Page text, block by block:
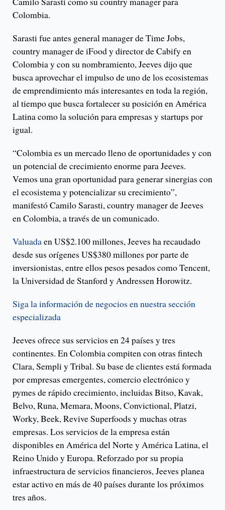
Colombia.
Sarasti fue antes general manager de Time Jobs,
country manager de iFood y director de Cabify en
Colombia y con su nombramiento, Jeeves dijo que
busca aprovechar el impulso de uno de los ecosistemas
de emprendimiento más interesantes en toda la región,
al tiempo que busca fortalecer su posición en América
Latina como la solución para empresas y startups por
igual.
“Colombia es un mercado lleno de oportunidades y con
un potencial de crecimiento enorme para Jeeves.
Vemos una gran oportunidad para generar sinergias con
el ecosistema y potencializar su crecimiento”,
manifestó Camilo Sarasti, country manager de Jeeves
en Colombia, a través de un comunicado.
Valuadaen US$2.100 millones, Jeeves ha recaudado
desde sus orígenes US$380 millones por parte de
inversionistas, entre ellos pesos pesados como Tencent,
la Universidad de Stanford y Andressen Horowitz.
Siga la información de negocios en nuestra sección
especializada
Jeeves ofrece sus servicios en 24 países y tres
continentes. En Colombia compiten con otras fintech
Clara, Sempli y Tribal. Su base de clientes está formada
por empresas emergentes, comercio electrónico y
pymes de rápido crecimiento, incluidas Bitso, Kavak,
Belvo, Runa, Memara, Moons, Convictional, Platzi,
Worky, Beek, Revive Superfoods y muchas otras
empresas. Los servicios de la empresa están
disponibles en América del Norte y América Latina, el
Reino Unido y Europa. Reforzado por su propia
infraestructura de servicios financieros, Jeeves planea
estar activo en más de 40 países durante los próximos
tres años.